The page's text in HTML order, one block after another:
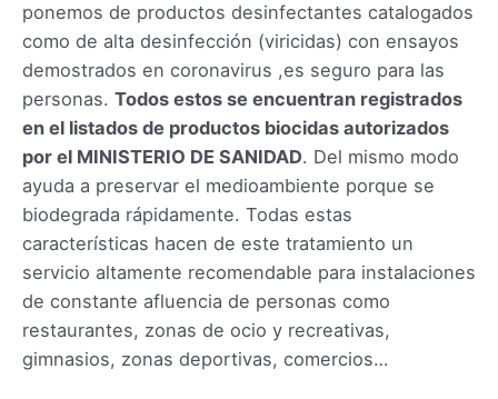
ponemos de productos desinfectantes catalogados
como de alta desinfección (viricidas) con ensayos
demostrados en coronavirus ,es seguro para las
personas. Todos estos se encuentran registrados
en el listados de productos biocidas autorizados
por el MINISTERIO DE SANIDAD. Del mismo modo
ayuda a preservar el medioambiente porque se
biodegrada rápidamente. Todas estas
características hacen de este tratamiento un
servicio altamente recomendable para instalaciones
de constante afluencia de personas como
restaurantes, zonas de ocio y recreativas,
gimnasios, zonas deportivas, comercios…